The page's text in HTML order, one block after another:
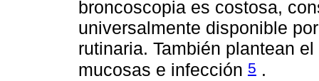
broncoscopia es costosa,
universalmente disponible
rutinaria. También plantean
mucosas e infección 5 .